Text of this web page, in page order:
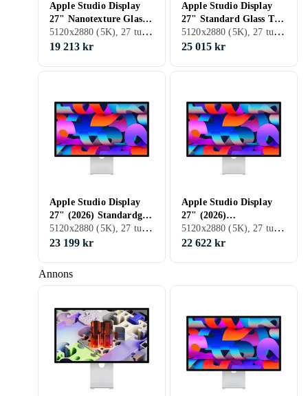
Annons
Apple Studio Display
27" Nanotexture Glass
Tilt-adjustable Stand5120x2880 (5K), 27 tum, LCD, 60 Hz
19 213 kr
Apple Studio Display
27" Standard Glass Tilt
and Height Adjustable
Stand
5120x2880 (5K), 27 tum, LCD, 60 Hz
25 015 kr
Apple Studio Display
27" (2026) Standardglas
– Stativ som kan lutas
och höjdjusteras
5120x2880 (5K), 27 tum, LED LCD, 60 Hz
23 199 kr
Apple Studio Display
27" (2026)
Nanotexturglas – Stativ
som kan lutas
5120x2880 (5K), 27 tum, LED LCD, 60 Hz
22 622 kr